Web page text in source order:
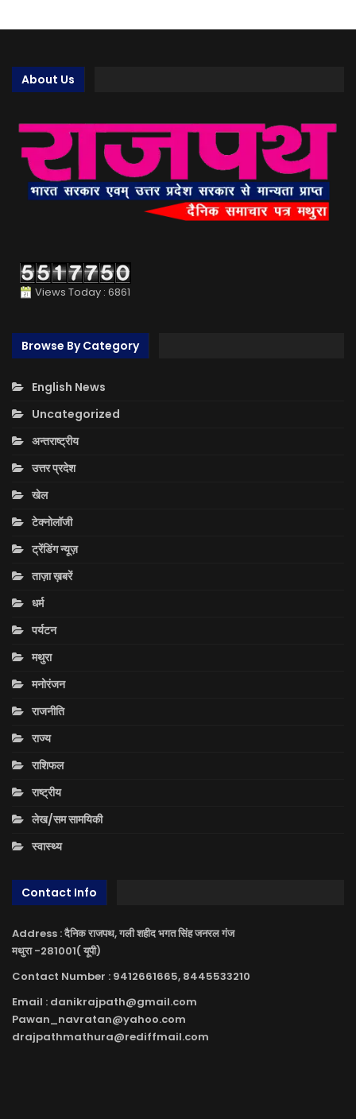
About Us
Views Today : 6861
Browse By Category
English News
Uncategorized
अन्तराष्ट्रीय
उत्तर प्रदेश
खेल
टेक्नोलॉजी
ट्रेंडिंग न्यूज़
ताज़ा ख़बरें
धर्म
पर्यटन
मथुरा
मनोरंजन
राजनीति
राज्य
राशिफल
राष्ट्रीय
लेख/सम सामयिकी
स्वास्थ्य
Contact Info
Address : दैनिक राजपथ, गली शहीद भगत सिंह जनरल गंज
मथुरा -281001( यूपी)
Contact Number : 9412661665, 8445533210
Email : danikrajpath@gmail.com
Pawan_navratan@yahoo.com
drajpathmathura@rediffmail.com